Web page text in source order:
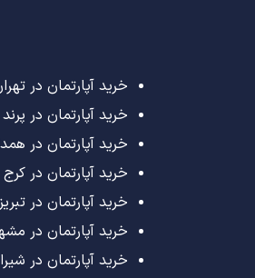
خرید آپارتمان در
خرید آپارتمان در پرند
خرید آپارتمان در
خرید آپارتمان در کرج
خرید آپارتمان در تبریز
خرید آپارتمان در
خرید آپارتمان در